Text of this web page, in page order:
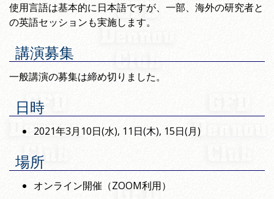
使用言語は基本的に日本語ですが、一部、海外の研究者と
の英語セッションも実施します。
講演募集
一般講演の募集は締め切りました。
日時
2021年3月10日(水), 11日(木), 15日(月)
場所
オンライン開催（ZOOM利用）